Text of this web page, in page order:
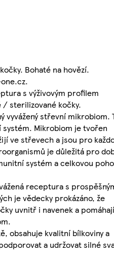
Bohaté na hovězí.
s výživovým profilem
sterilizované kočky.
vyvážený střevní mikrobiom.
Mikrobiom je tvořen
ve střevech a jsou pro
je důležitá pro
systém a celkovou
receptura s
je vědecky prokázáno, že
uvnitř i navenek a pomáhají
obsahuje kvalitní bílkoviny a
a udržovat silné